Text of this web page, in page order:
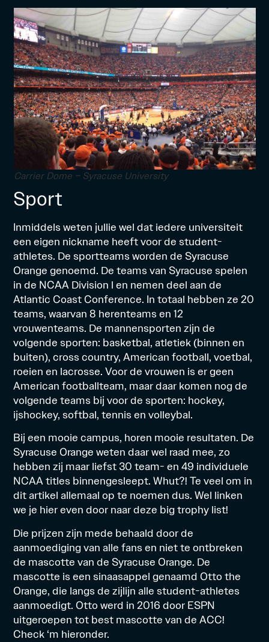
Carrier Dome – Syracuse University
Sport
Inmiddels weten jullie wel dat iedere universiteit
een eigen nickname heeft voor de student-
athletes. De sportteams worden de Syracuse
Orange genoemd. De teams van Syracuse spelen
in de NCAA Division l en nemen deel aan de
Atlantic Coast Conference. In totaal hebben ze 20
teams, waarvan 8 herenteams en 12
vrouwenteams. De mannensporten zijn de
volgende sporten: basketbal, atletiek (binnen en
buiten), cross country, American football, voetbal,
roeien en lacrosse. Voor de vrouwen is er geen
American footballteam, maar daar komen nog de
volgende teams bij voor de sporten: hockey,
ijshockey, softbal, tennis en volleybal.
Bij een mooie campus, horen mooie resultaten. De
Syracuse Orange weten daar wel raad mee, zo
hebben zij maar liefst 30 team- en 49 individuele
NCAA titles binnengesleept. Whut?! Te veel om in
dit artikel allemaal op te noemen dus. Wel linken
we je hiereven door naar deze big trophy list!
Die prijzen zijn mede behaald door de
aanmoediging van alle fans en niet te ontbreken
de mascotte van de Syracuse Orange. De
mascotte is een sinaasappel genaamd Otto the
Orange, die langs de zijlijn alle student-athletes
aanmoedigt. Otto werd in 2016 door ESPN
uitgeroepen tot best mascotte van de ACC!
Check ‘m hieronder.